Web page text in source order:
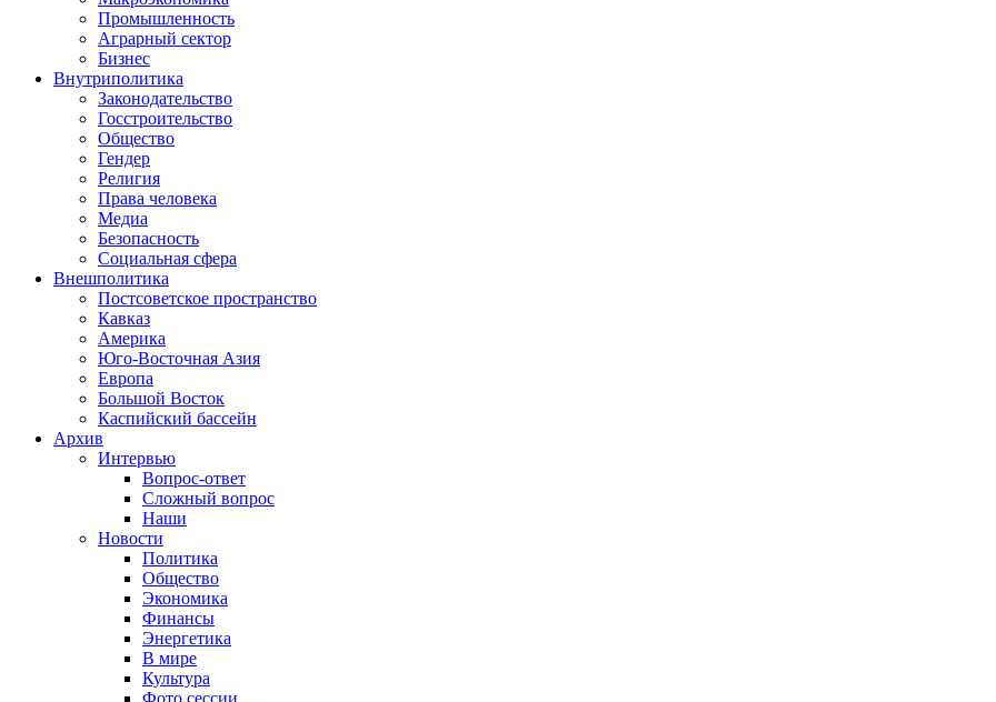
Промышленность
Аграрный сектор
Бизнес
Внутриполитика
Законодательство
Госстроительство
Общество
Гендер
Религия
Права человека
Медиа
Безопасность
Социальная сфера
Внешполитика
Постсоветское пространство
Кавказ
Америка
Юго-Восточная Азия
Европа
Большой Восток
Каспийский бассейн
Архив
Интервью
Вопрос-ответ
Сложный вопрос
Наши
Новости
Политика
Общество
Экономика
Финансы
Энергетика
В мире
Культура
Фото сессии